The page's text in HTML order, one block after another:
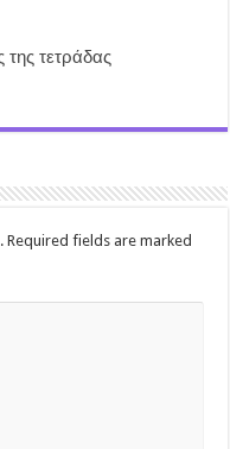
τετράδας
Required fields are marked